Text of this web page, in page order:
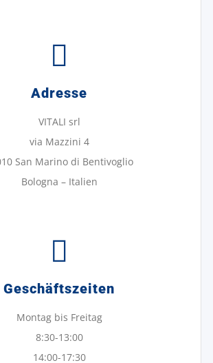
Adresse
VITALI srl
via Mazzini 4
San Marino di Bentivoglio
Bologna – Italien
Geschäftszeiten
Montag bis Freitag
8:30-13:00
14:00-17:30